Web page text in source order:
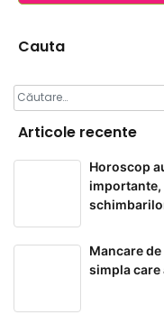
Cauta
Caută
după:
Articole recente
Horoscop
importante,
Mancare
simpla care